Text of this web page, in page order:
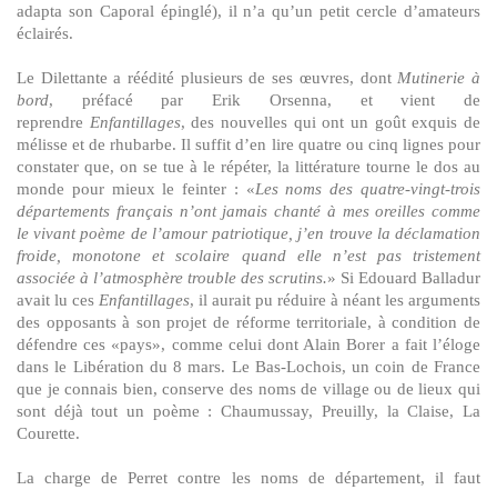
adapta son Caporal épinglé), il n’a qu’un petit cercle d’amateurs
éclairés.
Le Dilettante a réédité plusieurs de ses œuvres, dontMutinerie à
bord, préfacé par Erik Orsenna, et vient de
reprendre Enfantillages, des nouvelles qui ont un goût exquis de
mélisse et de rhubarbe. Il suffit d’en lire quatre ou cinq lignes pour
constater que, on se tue à le répéter, la littérature tourne le dos au
monde pour mieux le feinter : «Les noms des quatre-vingt-trois
départements français n’ont jamais chanté à mes oreilles comme
le vivant poème de l’amour patriotique, j’en trouve la déclamation
froide, monotone et scolaire quand elle n’est pas tristement
associée à l’atmosphère trouble des scrutins.» Si Edouard Balladur
avait lu ces Enfantillages, il aurait pu réduire à néant les arguments
des opposants à son projet de réforme territoriale, à condition de
défendre ces «pays», comme celui dont Alain Borer a fait l’éloge
dans le Libération du 8 mars. Le Bas-Lochois, un coin de France
que je connais bien, conserve des noms de village ou de lieux qui
sont déjà tout un poème : Chaumussay, Preuilly, la Claise, La
Courette.
La charge de Perret contre les noms de département, il faut